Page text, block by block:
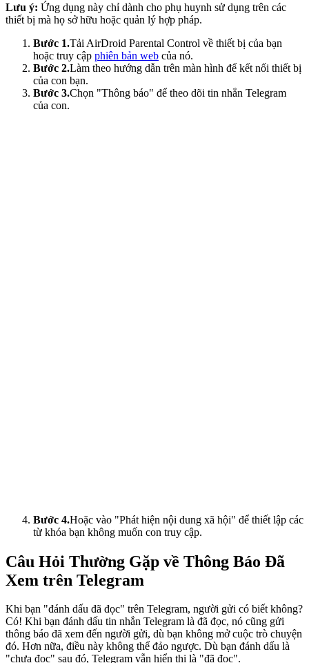
Lưu ý: Ứng dụng này chỉ dành cho phụ huynh sử dụng trên các
thiết bị mà họ sở hữu hoặc quản lý hợp pháp.
Bước 1.Tải AirDroid Parental Control về thiết bị của bạn
hoặc truy cập phiên bản web của nó.
Bước 2.Làm theo hướng dẫn trên màn hình để kết nối thiết bị
của con bạn.
Bước 3.Chọn "Thông báo" để theo dõi tin nhắn Telegram
của con.
Bước 4.Hoặc vào "Phát hiện nội dung xã hội" để thiết lập các
từ khóa bạn không muốn con truy cập.
Câu Hỏi Thường Gặp về Thông Báo Đã
Xem trên Telegram
Khi bạn "đánh dấu đã đọc" trên Telegram, người gửi có biết không?
Có! Khi bạn đánh dấu tin nhắn Telegram là đã đọc, nó cũng gửi
thông báo đã xem đến người gửi, dù bạn không mở cuộc trò chuyện
đó. Hơn nữa, điều này không thể đảo ngược. Dù bạn đánh dấu là
"chưa đọc" sau đó, Telegram vẫn hiển thị là "đã đọc".